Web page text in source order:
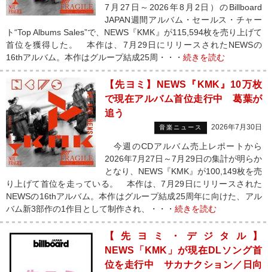
7月27日～2026年8月2日）のBillboard
JAPAN週間アルバム・セールス・チャー
ト“Top Albums Sales”で、NEWS『KMK』が115,594枚を売り上げて
首位を獲得した。 本作は、7月29日にリリースされたNEWSの
16thアルバム。本作はグループ結成25周・・・ 続きを読む
【先ヨミ】NEWS『KMK』10万枚
で現在アルバム首位走行中 葛葉が
追う
音楽ニュース 2026年7月30日
今週のCDアルバム売上レポートから
2026年7月27日～7月29日の集計が明らか
となり、NEWS『KMK』が100,149枚を売
り上げて首位を走っている。 本作は、7月29日にリリースされた
NEWSの16thアルバム。本作はグループ結成25周年に向けた、アル
バム新3部作の1作目として制作され、・・・ 続きを読む
【先ヨミ・デジタル】
NEWS「KMK」が現在DLソング首
位を走行中 サカナクション／日向